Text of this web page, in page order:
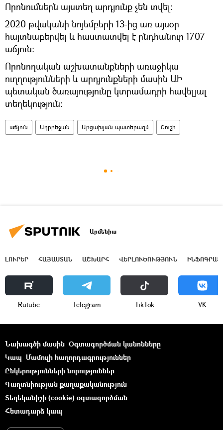
Որոնումներն այստեղ արդյունք չեն տվել։
2020 թվականի նոյեմբերի 13-ից առ այսօր
հայտնաբերվել և հաստատվել է ընդհանուր 1707
աճյուն:
Որոնողական աշխատանքների առաջիկա
ուղղությունների և արդյունքների մասին ԱԻ
պետական ծառայությունը կտրամադրի հավելյալ
տեղեկություն:
աճյուն Ադրբեջան Արցախյան պատերազմ Շուշի
Արմենիա
ԼՈՒՐԵՐ ՀԱՅԱՍՏԱՆ ԱՇԽԱՐՀ ՎԵՐԼՈՒԾՈՒԹՅՈՒՆ
Rutube Telegram ТikТоk VK
Նախագծի մասին Օգտագործման կանոնները
Կապ Մամուլի հաղորդագրություններ
Ընկերությունների նորություններ
Գաղտնիության քաղաքականություն
Տեղեկանիշի (cookie) օգտագործման
Հետադարձ կապ